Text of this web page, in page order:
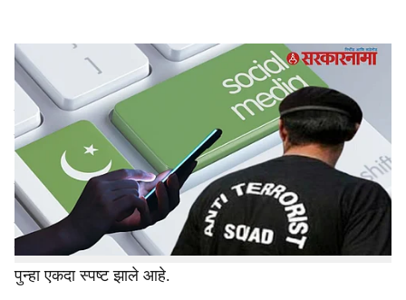
h
r
e
ATS Investigation in Shrirampur -Sarkarnama
Shrirampur ATS Probe :
पाकिस्तानशी संबंधित सोशल
मीडिया रील्स पाहणे आणि त्यावर आक्षेपार्ह स्वरूपाच्या प्रतिक्रिया
नोंदविल्याच्या संशयावरून महाराष्ट्र दहशतवादविरोधी पथकाने
(ATS) अहिल्यानगर जिल्ह्यातील श्रीरामपूर शहरात मोठी चौकशी
मोहीम सुरू केली आहे.
या कारवाईमुळे शहरात एकच खळबळ उडाली असून सोशल
मीडियावरील हालचालींवर सुरक्षा यंत्रणांचे बारकाईने लक्ष असल्याचे
पुन्हा एकदा स्पष्ट झाले आहे.